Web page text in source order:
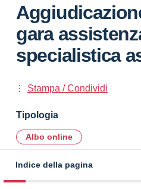
gara
specialistica
Stampa / Condividi
Tipologia
Albo online
Indice della pagina